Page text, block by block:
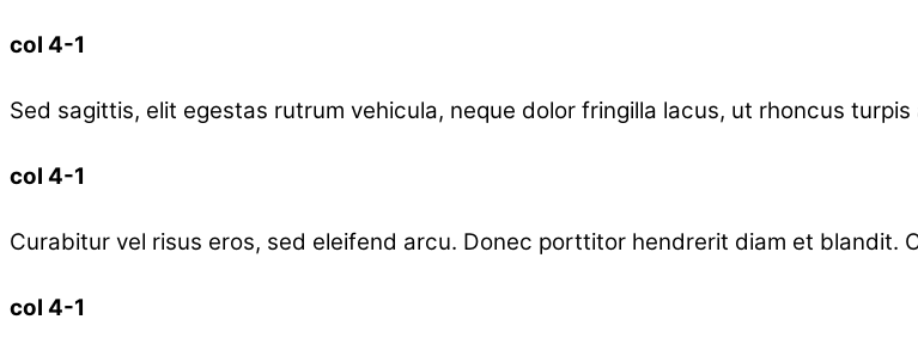
col 4-1
Sed sagittis, elit egestas rutrum vehicula, neque dolor fringilla lacus, ut rhoncus
col 4-1
Curabitur vel risus eros, sed eleifend arcu. Donec porttitor hendrerit diam et blandit.
col 4-1